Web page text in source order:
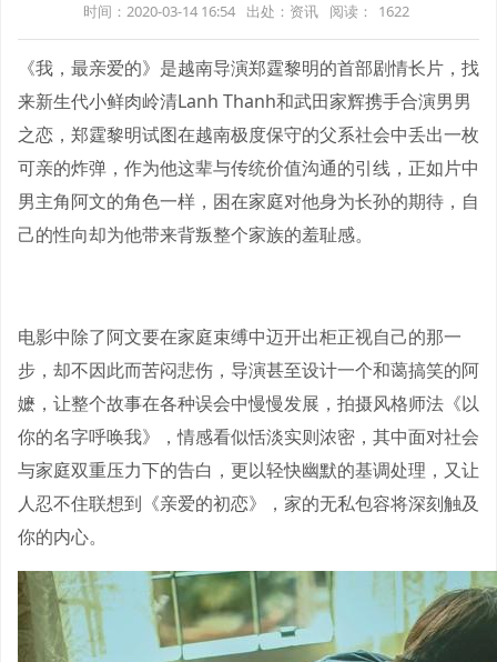
时间：2020-03-14 16:54 出处：资讯 阅读： 1622
《我，最亲爱的》是越南导演郑霆黎明的首部剧情长片，找
来新生代小鲜肉岭清Lanh Thanh和武田家辉携手合演男男
之恋，郑霆黎明试图在越南极度保守的父系社会中丢出一枚
可亲的炸弹，作为他这辈与传统价值沟通的引线，正如片中
男主角阿文的角色一样，困在家庭对他身为长孙的期待，自
己的性向却为他带来背叛整个家族的羞耻感。
电影中除了阿文要在家庭束缚中迈开出柜正视自己的那一
步，却不因此而苦闷悲伤，导演甚至设计一个和蔼搞笑的阿
嬷，让整个故事在各种误会中慢慢发展，拍摄风格师法《以
你的名字呼唤我》，情感看似恬淡实则浓密，其中面对社会
与家庭双重压力下的告白，更以轻快幽默的基调处理，又让
人忍不住联想到《亲爱的初恋》，家的无私包容将深刻触及
你的内心。